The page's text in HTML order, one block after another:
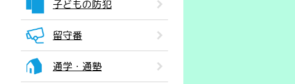
子どもの防犯
留守番
通学・通塾